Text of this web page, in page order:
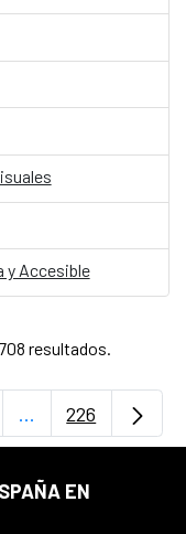
y Accesible
resultados.
TAB para
...PáginasPágina
226
EN